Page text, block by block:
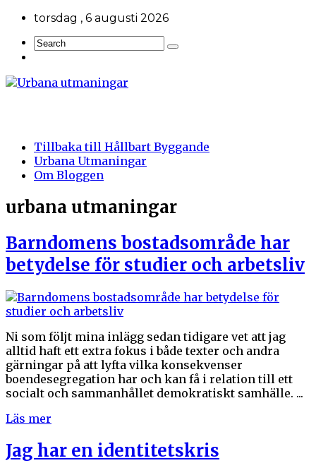
torsdag , 6 augusti 2026
Tillbaka till Hållbart Byggande
Urbana Utmaningar
Om Bloggen
urbana utmaningar
Barndomens bostadsområde har
betydelse för studier och arbetsliv
Ni som följt mina inlägg sedan tidigare vet att jag
alltid haft ett extra fokus i både texter och andra
gärningar på att lyfta vilka konsekvenser
boendesegregation har och kan få i relation till ett
socialt och sammanhållet demokratiskt samhälle. ...
Läs mer
Jag har en identitetskris